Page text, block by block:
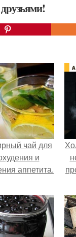
чай для
и
аппетита.